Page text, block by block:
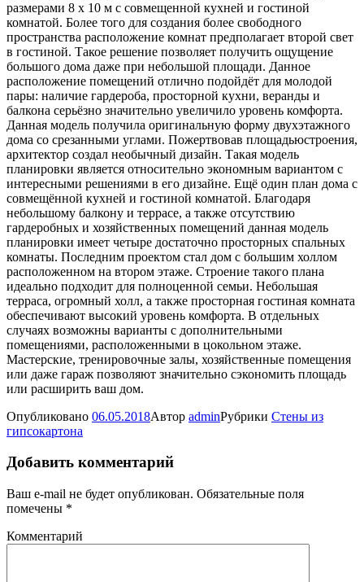
размерами 8 x 10 м с совмещенной кухней и гостиной
комнатой. Более того для создания более свободного
пространства расположение комнат предполагает второй свет
в гостиной. Такое решение позволяет получить ощущение
большого дома даже при небольшой площади. Данное
расположение помещений отлично подойдёт для молодой
пары: наличие гардероба, просторной кухни, веранды и
балкона серьёзно значительно увеличило уровень комфорта.
Данная модель получила оригинальную форму двухэтажного
дома со срезанными углами. Пожертвовав площадьюстроения,
архитектор создал необычный дизайн. Такая модель
планировки является относительно экономным вариантом с
интересными решениями в его дизайне. Ещё один план дома с
совмещённой кухней и гостиной комнатой. Благодаря
небольшому балкону и террасе, а также отсутствию
гардеробных и хозяйственных помещений данная модель
планировки имеет четыре достаточно просторных спальных
комнаты. Последним проектом стал дом с большим холлом
расположенном на втором этаже. Строение такого плана
идеально подходит для полноценной семьи. Небольшая
терраса, огромный холл, а также просторная гостиная комната
обеспечивают высокий уровень комфорта. В отдельных
случаях возможны варианты с дополнительными
помещениями, расположенными в цокольном этаже.
Мастерские, тренировочные залы, хозяйственные помещения
или даже гараж позволяют значительно сэкономить площадь
или расширить ваш дом.
Опубликовано 06.05.2018Автор adminРубрики Cтены из
гипсокартона
Добавить комментарий
Ваш e-mail не будет опубликован. Обязательные поля
помечены *
Комментарий